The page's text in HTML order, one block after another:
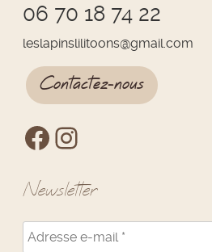
06 70 18 74 22
leslapinslilitoons@gmail.com
Contactez-nous
Newsletter